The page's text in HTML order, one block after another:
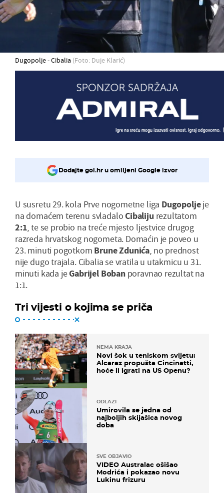
Dugopolje - Cibalia (Foto: Duje Klarić)
Dodajte gol.hr u omiljeni Google izvor
U susretu 29. kola Prve nogometne liga Dugopoljeje
na domaćem terenu svladaloCibaliju rezultatom
2:1, te se probio na treće mjesto ljestvice drugog
razreda hrvatskog nogometa. Domaćin je poveo u
23. minuti pogotkom BruneZdunića, no prednost
nije dugo trajala. Cibalia se vratila u utakmicu u 31.
minuti kada jeGabrijel Boban poravnao rezultat na
1:1.
Tri vijesti o kojima se priča
NEMA KRAJA
Novi šok u teniskom svijetu:
Alcaraz propušta Cincinatti,
hoće li igrati na US Openu?
ODLAZI
Umirovila se jedna od
najboljih skijašica novog
doba
SVE OBJAVIO
VIDEO Australac ošišao
Modrića i pokazao novu
Lukinu frizuru